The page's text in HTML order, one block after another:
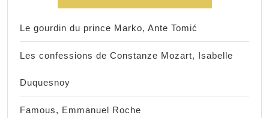
Le gourdin du prince Marko, Ante Tomić
Les confessions de Constanze Mozart, Isabelle
Duquesnoy
Famous, Emmanuel Roche